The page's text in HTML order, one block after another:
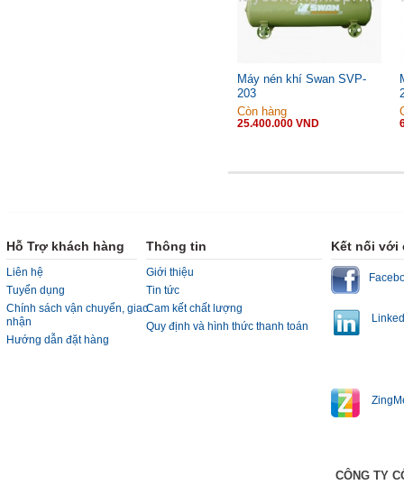
Máy nén khí Swan SVP-
203
Còn hàng
25.400.000 VND
Hỗ Trợ khách hàng
Liên hệ
Tuyển dụng
Chính sách vận chuyển, giao
nhận
Hướng dẫn đặt hàng
Thông tin
Giới thiệu
Tin tức
Cam kết chất lượng
Quy định và hình thức thanh toán
Kết nối với
CÔNG TY